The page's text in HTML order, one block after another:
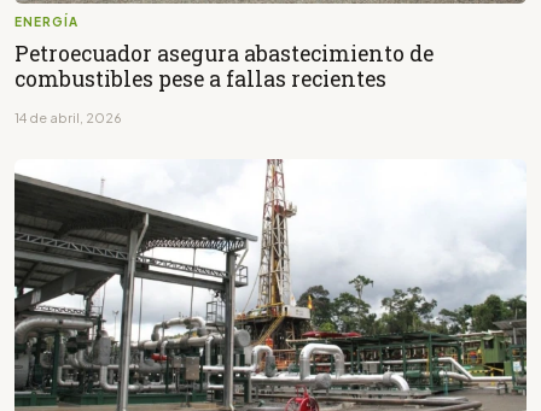
ENERGÍA
Petroecuador asegura abastecimiento de
combustibles pese a fallas recientes
14 de abril, 2026